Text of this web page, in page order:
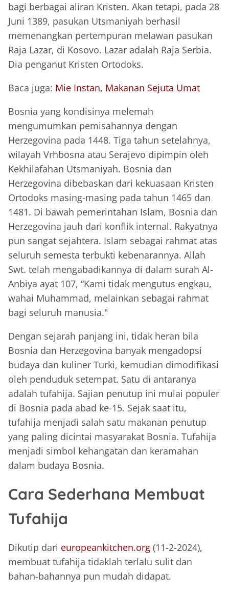
bagi berbagai aliran Kristen. Akan tetapi, pada 28
Juni 1389, pasukan Utsmaniyah berhasil
memenangkan pertempuran melawan pasukan
Raja Lazar, di Kosovo. Lazar adalah Raja Serbia.
Dia penganut Kristen Ortodoks.
Baca juga: Mie Instan, Makanan Sejuta Umat
Bosnia yang kondisinya melemah
mengumumkan pemisahannya dengan
Herzegovina pada 1448. Tiga tahun setelahnya,
wilayah Vrhbosna atau Serajevo dipimpin oleh
Kekhilafahan Utsmaniyah. Bosnia dan
Herzegovina dibebaskan dari kekuasaan Kristen
Ortodoks masing-masing pada tahun 1465 dan
1481. Di bawah pemerintahan Islam, Bosnia dan
Herzegovina jauh dari konflik internal. Rakyatnya
pun sangat sejahtera. Islam sebagai rahmat atas
seluruh semesta terbukti kebenarannya. Allah
Swt. telah mengabadikannya di dalam surah Al-
Anbiya ayat 107, “Kami tidak mengutus engkau,
wahai Muhammad, melainkan sebagai rahmat
bagi seluruh manusia."
Dengan sejarah panjang ini, tidak heran bila
Bosnia dan Herzegovina banyak mengadopsi
budaya dan kuliner Turki, kemudian dimodifikasi
oleh penduduk setempat. Satu di antaranya
adalah tufahija. Sajian penutup ini mulai populer
di Bosnia pada abad ke-15. Sejak saat itu,
tufahija menjadi salah satu makanan penutup
yang paling dicintai masyarakat Bosnia. Tufahija
menjadi simbol kehangatan dan keramahan
dalam budaya Bosnia.
Cara Sederhana Membuat
Tufahija
Dikutip dari europeankitchen.org (11-2-2024),
membuat tufahija tidaklah terlalu sulit dan
bahan-bahannya pun mudah didapat.